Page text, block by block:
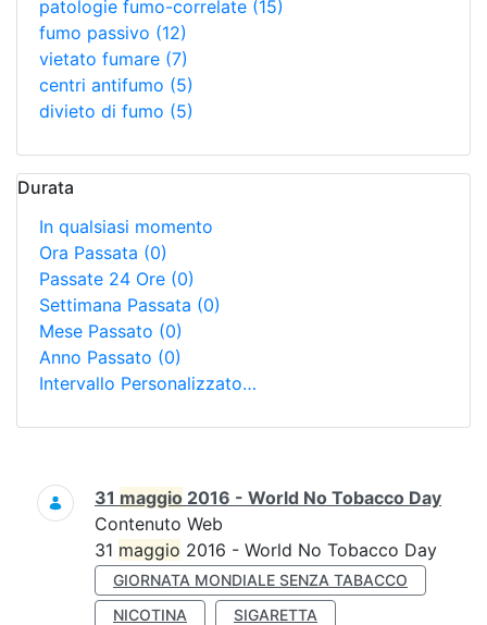
patologie fumo-correlate (15)
fumo passivo (12)
vietato fumare (7)
centri antifumo (5)
divieto di fumo (5)
Durata
In qualsiasi momento
Ora Passata (0)
Passate 24 Ore (0)
Settimana Passata (0)
Mese Passato (0)
Anno Passato (0)
Intervallo Personalizzato…
Ricerca
31 maggio 2016 - World No Tobacco Day
Contenuto Web
31 maggio 2016 - World No Tobacco Day
GIORNATA MONDIALE SENZA TABACCO
NICOTINA
SIGARETTA